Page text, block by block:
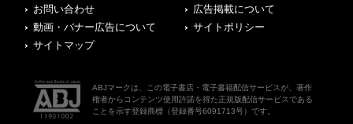
お問い合わせ
広告掲載について
動画・バナー広告について
サイトポリシー
サイトマップ
ABJマークは、この電子書店・電子書籍配信サービスが、著作
権者からコンテンツ使用許諾を得た正規版配信サービスである
ことを示す登録商標（登録番号6091713号）です。